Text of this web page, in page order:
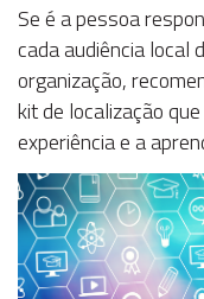
Se é a pessoa
cada audiência local
organização,
kit de localização
experiência e a